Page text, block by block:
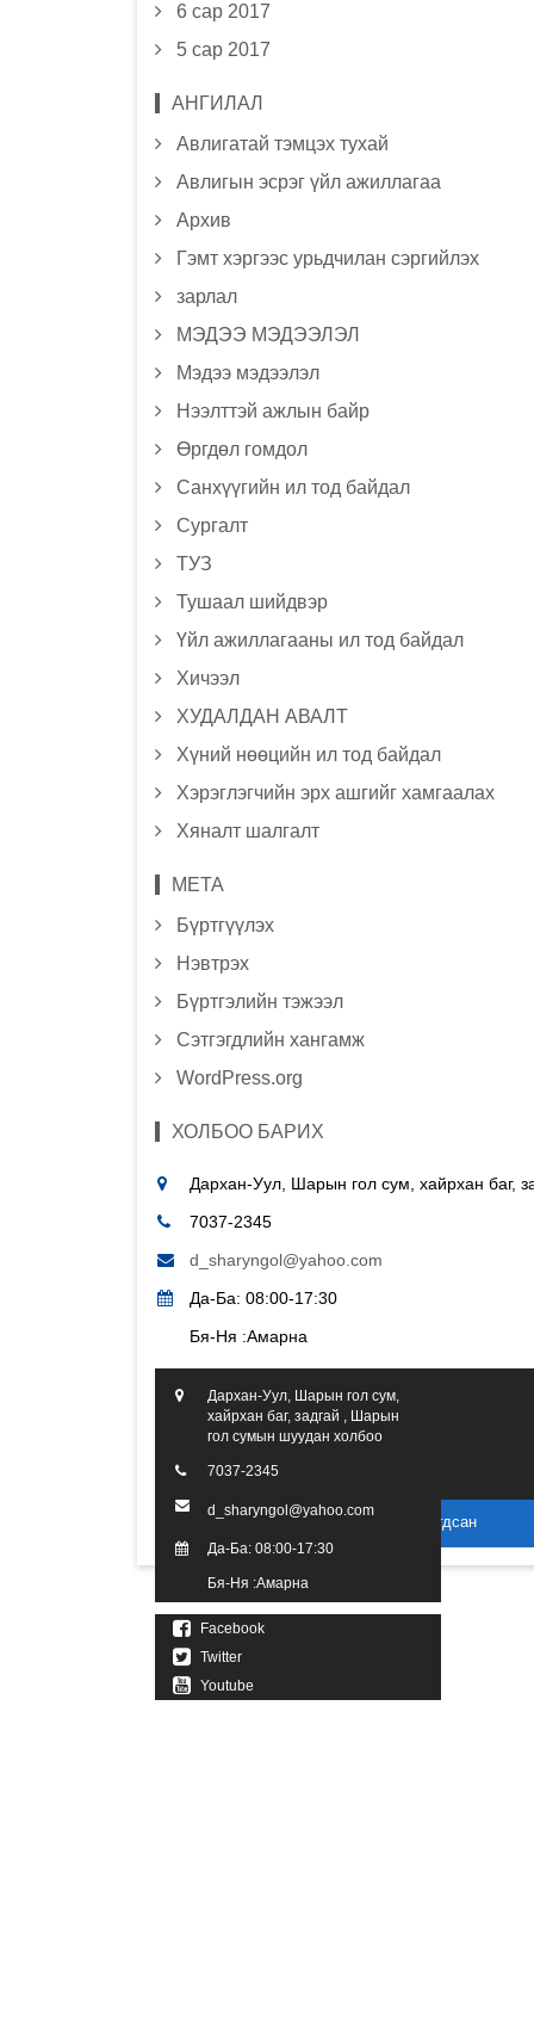
6 сар 2017
5 сар 2017
АНГИЛАЛ
Авлигатай тэмцэх тухай
Авлигын эсрэг үйл ажиллагаа
Архив
Гэмт хэргээс урьдчилан сэргийлэх
зарлал
МЭДЭЭ МЭДЭЭЛЭЛ
Мэдээ мэдээлэл
Нээлттэй ажлын байр
Өргдөл гомдол
Санхүүгийн ил тод байдал
Сургалт
ТУЗ
Тушаал шийдвэр
Үйл ажиллагааны ил тод байдал
Хичээл
ХУДАЛДАН АВАЛТ
Хүний нөөцийн ил тод байдал
Хэрэглэгчийн эрх ашгийг хамгаалах
Хяналт шалгалт
МЕТА
Бүртгүүлэх
Нэвтрэх
Бүртгэлийн тэжээл
Сэтгэгдлийн хангамж
WordPress.org
ХОЛБОО БАРИХ
Дархан-Уул, Шарын гол сум, хайрхан баг,
7037-2345
d_sharyngol@yahoo.com
Да-Ба: 08:00-17:30
Бя-Ня :Амарна
Дархан-Уул, Шарын гол сум,
хайрхан баг, задгай , Шарын
гол сумын шуудан холбоо
7037-2345
d_sharyngol@yahoo.com
Да-Ба: 08:00-17:30
Бя-Ня :Амарна
Facebook
Twitter
Youtube
2016 он. Бүх эрх хуулиар хамгаалагдсан